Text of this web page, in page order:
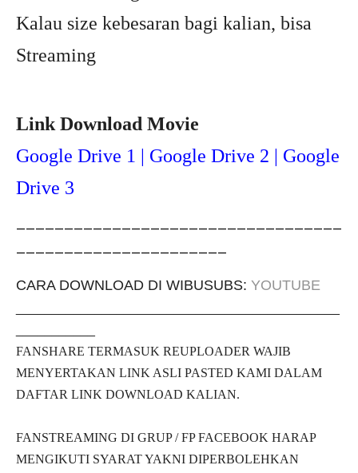
Kalau size kebesaran bagi kalian, bisa
Streaming
Link Download Movie
Google Drive 1 | Google Drive 2 | Google
Drive 3
__________________________________
______________________
CARA DOWNLOAD DI WIBUSUBS: YOUTUBE
FANSHARE TERMASUK REUPLOADER WAJIB
MENYERTAKAN LINK ASLI PASTED KAMI DALAM
DAFTAR LINK DOWNLOAD KALIAN.
FANSTREAMING DI GRUP / FP FACEBOOK HARAP
MENGIKUTI SYARAT YAKNI DIPERBOLEHKAN